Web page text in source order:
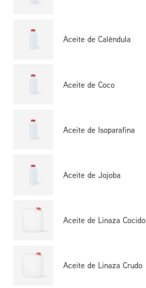
Aceite de Caléndula
Aceite de Coco
Aceite de Isoparafina
Aceite de Jojoba
Aceite de Linaza Cocido
Aceite de Linaza Crudo